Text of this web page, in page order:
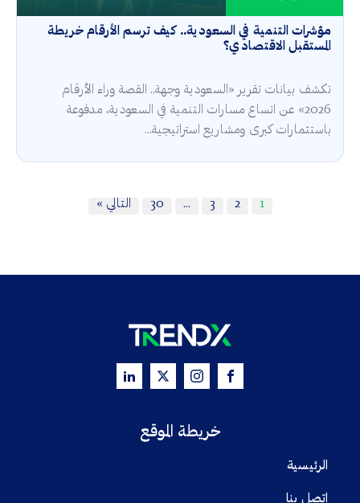
مؤشرات التنمية في السعودية.. كيف ترسم الأرقام خريطة
المستقبل الاقتصادي؟
تكشف بيانات تقرير «السعودية وجهة.. القصة وراء الأرقام
2026» عن اتساع مسارات التنمية في السعودية، مدفوعة
باستثمارات كبرى ومشاريع استراتيجية...
1
2
3
…
30 التالي »
خريطة الموقع
الرئيسية
اتصل بنا